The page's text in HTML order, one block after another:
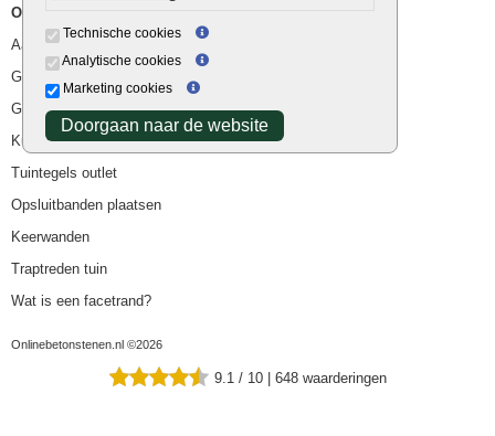
Technische cookies
Analytische cookies
Marketing cookies
Doorgaan naar de website
Overig
Aanbiedingen
Goedkope bestrating
Goedkope tuintegels
Kunstgras
Tuintegels outlet
Opsluitbanden plaatsen
Keerwanden
Traptreden tuin
Wat is een facetrand?
Onlinebetonstenen.nl ©2026
9.1 / 10 | 648 waarderingen